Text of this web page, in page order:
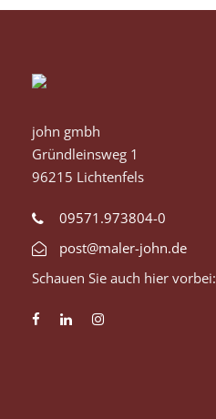
john gmbh
Gründleinsweg 1
96215 Lichtenfels
09571.973804-0
post@maler-john.de
Schauen Sie auch hier vorbei: